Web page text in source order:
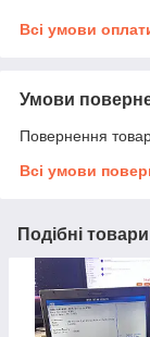
Всі умови
Умови
Повернення
Всі умови
Подібні